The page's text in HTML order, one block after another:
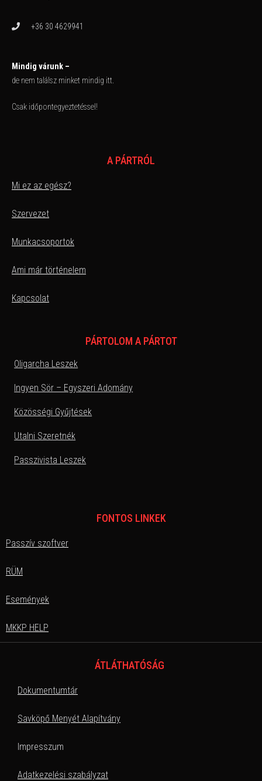
+36 30 4629941
Mindig várunk –
de nem találsz minket mindig itt.
Csak időpontegyeztetéssel!
A PÁRTRÓL
Mi ez az egész?
Szervezet
Munkacsoportok
Ami már történelem
Kapcsolat
PÁRTOLOM A PÁRTOT
Oligarcha Leszek
Ingyen Sör – Egyszeri Adomány
Közösségi Gyűjtések
Utalni Szeretnék
Passzivista Leszek
FONTOS LINKEK
Passzív szoftver
RÜM
Események
MKKP HELP
ÁTLÁTHATÓSÁG
Dokumentumtár
Savköpő Menyét Alapítvány
Impresszum
Adatkezelési szabályzat